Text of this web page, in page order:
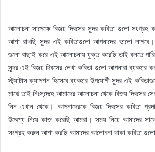
আলোচনা সাপেক্ষে বিজয় দিবসের সুন্দর কবিতা গুলো সংগ্রহ
আশা রাখছি সুন্দর এই কবিতাগুলো আপনাদের ভালো
গুলো বাছাই করে এই আলোচনায় যুক্ত করেছি তাই বলতে
সুন্দর এই বিজয় দিবসের লেখা কবিতা গুলো আপনারা ব্যবহার
স্ট্যাটাস ক্যাপশন হিসেবে ব্যবহার উপযোগী সুন্দর এই
মাঝে তাই নিঃসন্দেহে আমাদের আলোচনা থেকে বিজয় দিবসের
নিন এখান থেকে। আপনাদেরকে বিজয় দিবসের কবিতা
উদ্দেশ্য নিয়ে কাজ করেছি আমরা। সময় নিয়ে আমাদের
সংগ্রহ করুন আশা করছি আমাদের আলোচনা থাকা কবিতা